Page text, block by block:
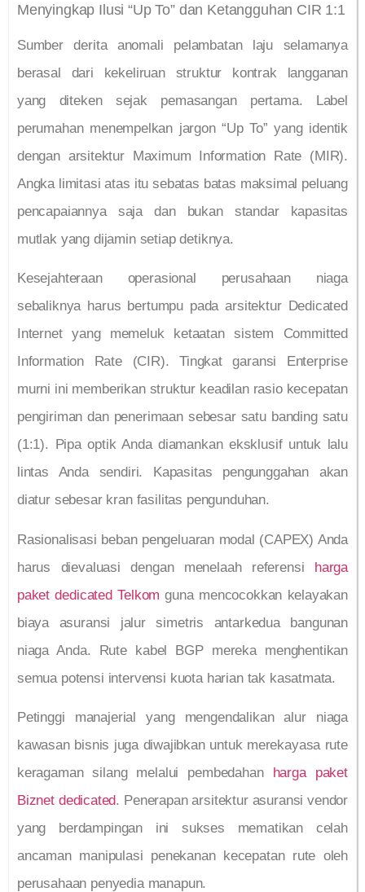
Menyingkap Ilusi “Up To” dan Ketangguhan CIR 1:1
Sumber derita anomali pelambatan laju selamanya
berasal dari kekeliruan struktur kontrak langganan
yang diteken sejak pemasangan pertama. Label
perumahan menempelkan jargon “Up To” yang identik
dengan arsitektur Maximum Information Rate (MIR).
Angka limitasi atas itu sebatas batas maksimal peluang
pencapaiannya saja dan bukan standar kapasitas
mutlak yang dijamin setiap detiknya.
Kesejahteraan operasional perusahaan niaga
sebaliknya harus bertumpu pada arsitektur Dedicated
Internet yang memeluk ketaatan sistem Committed
Information Rate (CIR). Tingkat garansi Enterprise
murni ini memberikan struktur keadilan rasio kecepatan
pengiriman dan penerimaan sebesar satu banding satu
(1:1). Pipa optik Anda diamankan eksklusif untuk lalu
lintas Anda sendiri. Kapasitas pengunggahan akan
diatur sebesar kran fasilitas pengunduhan.
Rasionalisasi beban pengeluaran modal (CAPEX) Anda
harus dievaluasi dengan menelaah referensi harga
paket dedicated Telkom guna mencocokkan kelayakan
biaya asuransi jalur simetris antarkedua bangunan
niaga Anda. Rute kabel BGP mereka menghentikan
semua potensi intervensi kuota harian tak kasatmata.
Petinggi manajerial yang mengendalikan alur niaga
kawasan bisnis juga diwajibkan untuk merekayasa rute
keragaman silang melalui pembedahan harga paket
Biznet dedicated. Penerapan arsitektur asuransi vendor
yang berdampingan ini sukses mematikan celah
ancaman manipulasi penekanan kecepatan rute oleh
perusahaan penyedia manapun.